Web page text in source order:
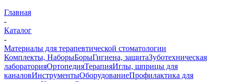
Главная
-
Каталог
-
Материалы для терапевтической стоматологии
Комплекты, НаборыБорыГигиена, защитаЗуботехническая
лабораторияОртопедияТерапияИглы, шприцы для
каналовИнструментыОборудованиеПрофилактика для